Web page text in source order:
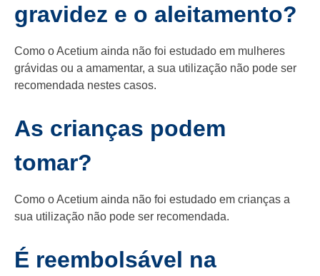
gravidez e o aleitamento?
Como o Acetium ainda não foi estudado em mulheres
grávidas ou a amamentar, a sua utilização não pode ser
recomendada nestes casos.
As crianças podem
tomar?
Como o Acetium ainda não foi estudado em crianças a
sua utilização não pode ser recomendada.
É reembolsável na